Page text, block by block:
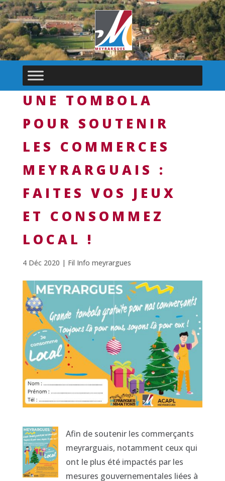
UNE TOMBOLA
POUR SOUTENIR
LES COMMERCES
MEYRARGUAIS :
FAITES VOS JEUX
ET CONSOMMEZ
LOCAL !
4 Déc 2020 | Fil Info meyrargues
Afin de soutenir les commerçants
meyrarguais, notamment ceux qui
ont le plus été impactés par les
mesures gouvernementales liées à